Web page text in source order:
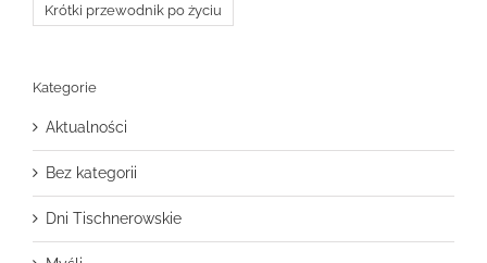
Krótki przewodnik po życiu
Kategorie
Aktualności
Bez kategorii
Dni Tischnerowskie